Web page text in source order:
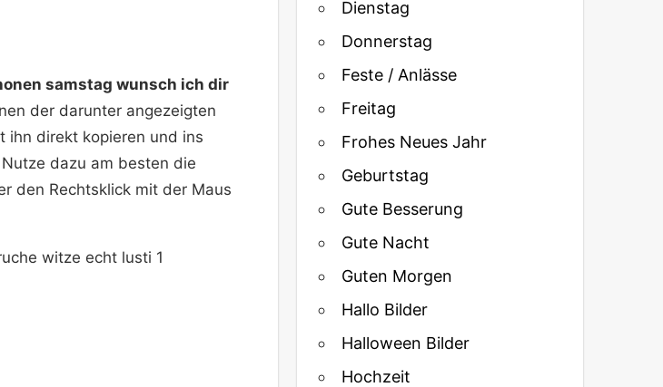
samstag wunsch ich dir
der darunter angezeigten
ihn direkt kopieren und ins
dazu am besten die
den Rechtsklick mit der Maus
witze echt lusti 1
Dienstag
Donnerstag
Feste / Anlässe
Freitag
Frohes Neues Jahr
Geburtstag
Gute Besserung
Gute Nacht
Guten Morgen
Hallo Bilder
Halloween Bilder
Hochzeit